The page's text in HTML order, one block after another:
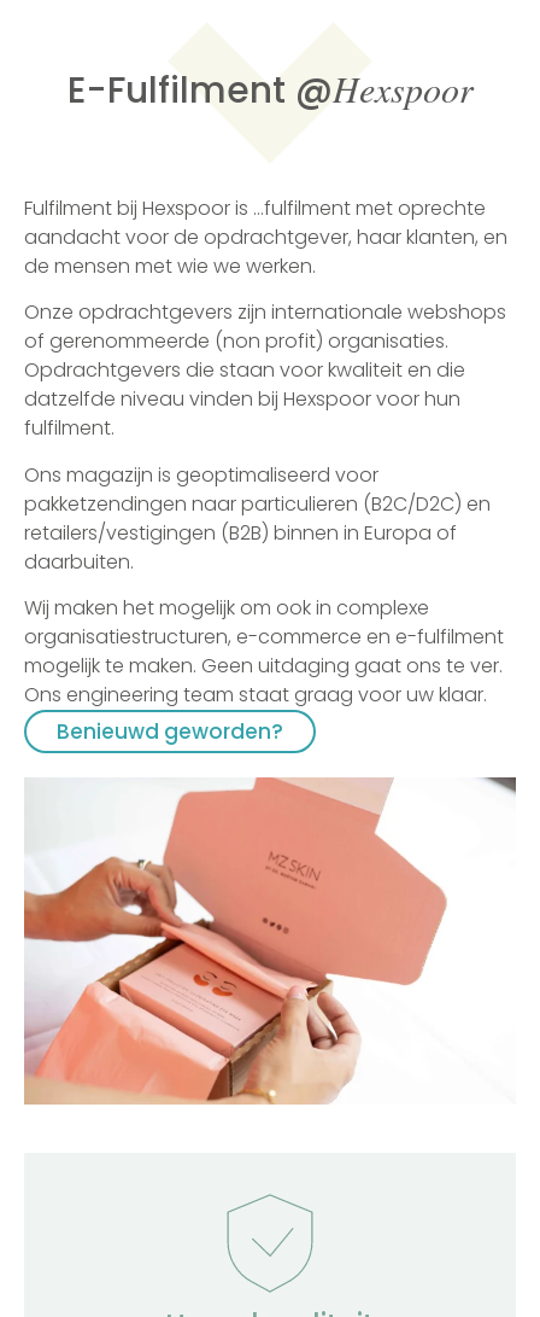
E-Fulfilment @Hexspoor
Fulfilment bij Hexspoor is …fulfilment met oprechte
aandacht voor de opdrachtgever, haar klanten, en
de mensen met wie we werken.
Onze opdrachtgevers zijn internationale webshops
of gerenommeerde (non profit) organisaties.
Opdrachtgevers die staan voor kwaliteit en die
datzelfde niveau vinden bij Hexspoor voor hun
fulfilment.
Ons magazijn is geoptimaliseerd voor
pakketzendingen naar particulieren (B2C/D2C) en
retailers/vestigingen (B2B) binnen in Europa of
daarbuiten.
Wij maken het mogelijk om ook in complexe
organisatiestructuren, e-commerce en e-fulfilment
mogelijk te maken. Geen uitdaging gaat ons te ver.
Ons engineering team staat graag voor uw klaar.
Benieuwd geworden?